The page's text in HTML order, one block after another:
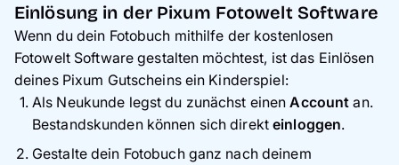
Einlösung in der Pixum Fotowelt Software
Wenn du dein Fotobuch mithilfe der kostenlosen
Fotowelt Software gestalten möchtest, ist das Einlösen
deines Pixum Gutscheins ein Kinderspiel:
Als Neukunde legst du zunächst einenAccountan.
Bestandskunden können sich direkteinloggen.
Gestalte dein Fotobuch ganz nach deinem